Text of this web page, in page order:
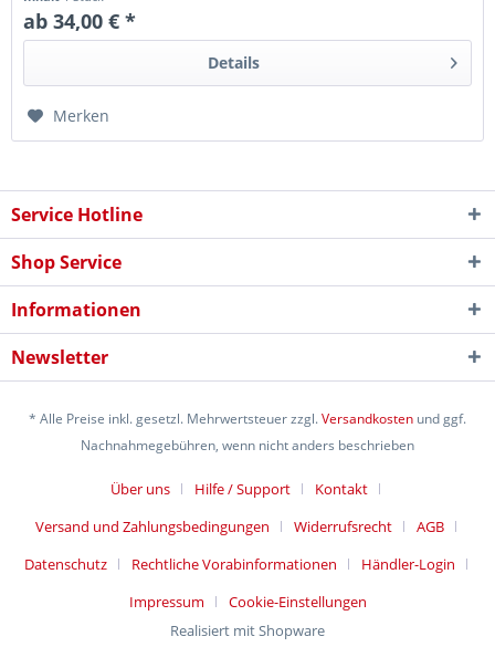
ab 34,00 € *
Details
Merken
Service Hotline
Shop Service
Informationen
Newsletter
* Alle Preise inkl. gesetzl. Mehrwertsteuer zzgl.Versandkosten und ggf.
Nachnahmegebühren, wenn nicht anders beschrieben
Über uns Hilfe / Support
Kontakt
Versand und Zahlungsbedingungen
Widerrufsrecht
AGB
Datenschutz
Rechtliche Vorabinformationen
Händler-Login
Impressum
Cookie-Einstellungen
Realisiert mit Shopware